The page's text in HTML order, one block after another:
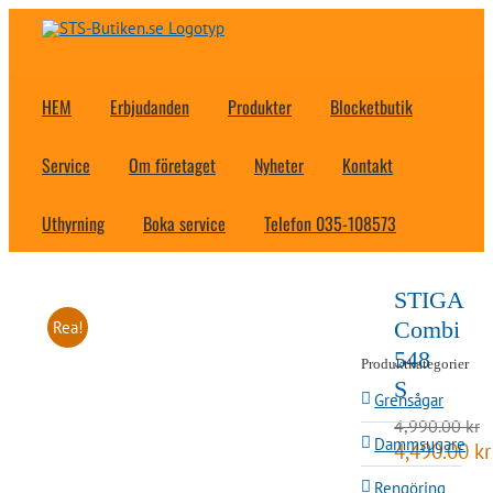
Fortsätt
HEM Erbjudanden Produkter Blocketbutik
Service Om företaget Nyheter Kontakt
Uthyrning Boka service Telefon 035-108573
Rea!
STIGA
Combi
548
S
4,990.00kr
Det
ursprungliga
4,490.00 kr
Produktkategorier
Grensågar
Dammsugare
Rengöring